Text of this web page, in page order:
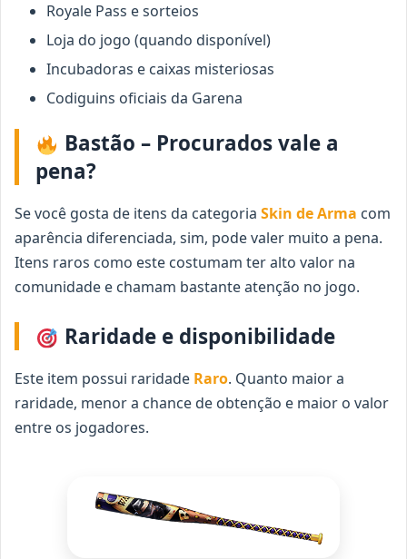
Royale Pass e sorteios
Loja do jogo (quando disponível)
Incubadoras e caixas misteriosas
Codiguins oficiais da Garena
Bastão – Procurados vale a
pena?
Se você gosta de itens da categoria Skin de Arma com
aparência diferenciada, sim, pode valer muito a pena.
Itens raros como este costumam ter alto valor na
comunidade e chamam bastante atenção no jogo.
Raridade e disponibilidade
Este item possui raridade Raro. Quanto maior a
raridade, menor a chance de obtenção e maior o valor
entre os jogadores.